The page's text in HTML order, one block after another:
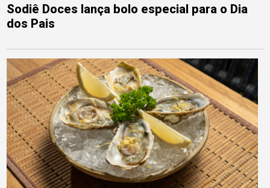
Sodiê Doces lança bolo especial para o Dia
dos Pais